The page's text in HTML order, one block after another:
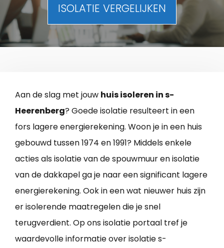
ISOLATIE VERGELIJKEN
Aan de slag met jouw huis isoleren in s-
Heerenberg? Goede isolatie resulteert in een
fors lagere energierekening. Woon je in een huis
gebouwd tussen 1974 en 1991? Middels enkele
acties als isolatie van de spouwmuur en isolatie
van de dakkapel ga je naar een significant lagere
energierekening. Ook in een wat nieuwer huis zijn
er isolerende maatregelen die je snel
terugverdient. Op ons isolatie portaal tref je
waardevolle informatie over isolatie s-